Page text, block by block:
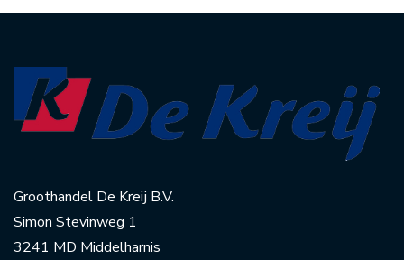
Groothandel De Kreij B.V.
Simon Stevinweg 1
3241 MD Middelharnis